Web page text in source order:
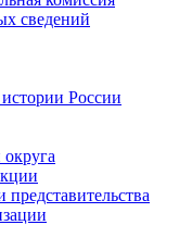
сведений
России